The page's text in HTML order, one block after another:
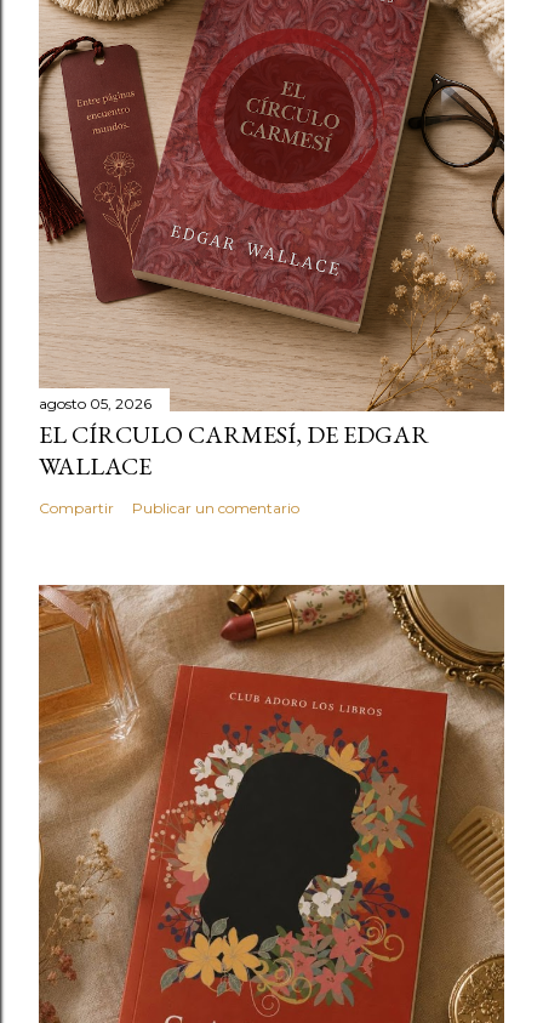
agosto 05, 2026
EL CÍRCULO CARMESÍ, DE EDGAR
WALLACE
Compartir Publicar un comentario